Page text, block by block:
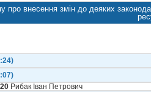
про внесення змін до деяких
Рибак Іван Петрович